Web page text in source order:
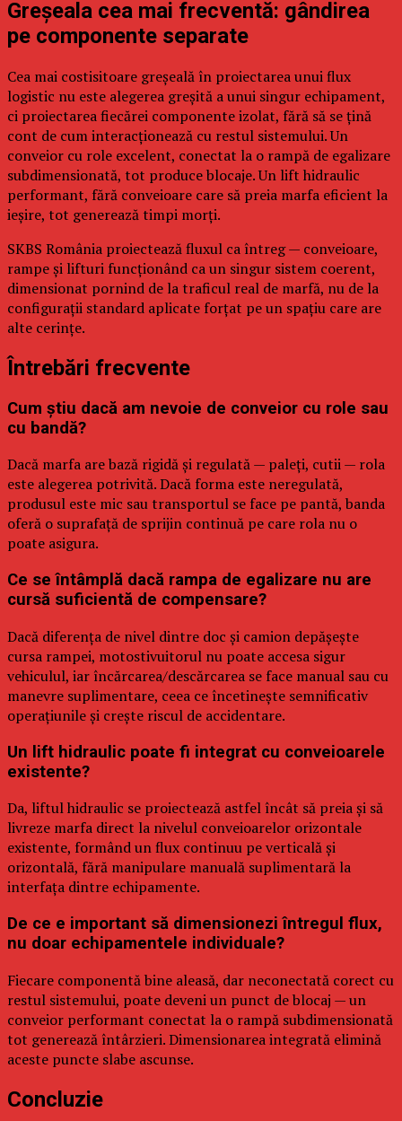
Greșeala cea mai frecventă: gândirea
pe componente separate
Cea mai costisitoare greșeală în proiectarea unui flux
logistic nu este alegerea greșită a unui singur echipament,
ci proiectarea fiecărei componente izolat, fără să se țină
cont de cum interacționează cu restul sistemului. Un
conveior cu role excelent, conectat la o rampă de egalizare
subdimensionată, tot produce blocaje. Un lift hidraulic
performant, fără conveioare care să preia marfa eficient la
ieșire, tot generează timpi morți.
SKBS România proiectează fluxul ca întreg — conveioare,
rampe și lifturi funcționând ca un singur sistem coerent,
dimensionat pornind de la traficul real de marfă, nu de la
configurații standard aplicate forțat pe un spațiu care are
alte cerințe.
Întrebări frecvente
Cum știu dacă am nevoie de conveior cu role sau
cu bandă?
Dacă marfa are bază rigidă și regulată — paleți, cutii — rola
este alegerea potrivită. Dacă forma este neregulată,
produsul este mic sau transportul se face pe pantă, banda
oferă o suprafață de sprijin continuă pe care rola nu o
poate asigura.
Ce se întâmplă dacă rampa de egalizare nu are
cursă suficientă de compensare?
Dacă diferența de nivel dintre doc și camion depășește
cursa rampei, motostivuitorul nu poate accesa sigur
vehiculul, iar încărcarea/descărcarea se face manual sau cu
manevre suplimentare, ceea ce încetinește semnificativ
operațiunile și crește riscul de accidentare.
Un lift hidraulic poate fi integrat cu conveioarele
existente?
Da, liftul hidraulic se proiectează astfel încât să preia și să
livreze marfa direct la nivelul conveioarelor orizontale
existente, formând un flux continuu pe verticală și
orizontală, fără manipulare manuală suplimentară la
interfața dintre echipamente.
De ce e important să dimensionezi întregul flux,
nu doar echipamentele individuale?
Fiecare componentă bine aleasă, dar neconectată corect cu
restul sistemului, poate deveni un punct de blocaj — un
conveior performant conectat la o rampă subdimensionată
tot generează întârzieri. Dimensionarea integrată elimină
aceste puncte slabe ascunse.
Concluzie